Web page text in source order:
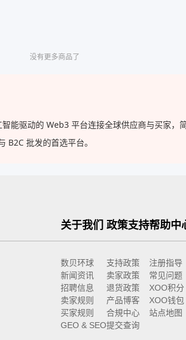
没有更多商品了
能驱动的 Web3 平台连接全球供应商与买家
B2C 批发的首选平台。
关于我们
数贝环球
新闻资讯
招聘信息
卖家规则
买家规则
GEO & SEO
政策支持
支持政策
卖家政策
退货政策
产品博客
合規中心
提交查询
帮助中
注册指导
常见问题
XOO积分
XOO钱包
站点地图